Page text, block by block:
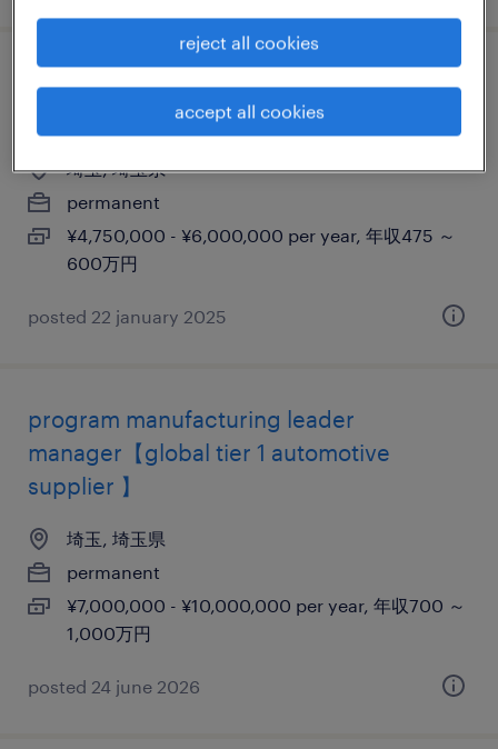
【障がい者求人】製造業／オープンポジシ
ョン（正社員）（埼玉県）
埼玉, 埼玉県
permanent
¥4,750,000 - ¥6,000,000 per year, 年収475 ～
600万円
posted 22 january 2025
program manufacturing leader
manager【global tier 1 automotive
supplier 】
埼玉, 埼玉県
permanent
¥7,000,000 - ¥10,000,000 per year, 年収700 ～
1,000万円
posted 24 june 2026
reject all cookies
accept all cookies